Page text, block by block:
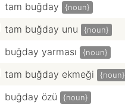
tam buğday {noun}
tam buğday unu {noun}
buğday yarması {noun}
tam buğday ekmeği {noun}
buğday özü {noun}